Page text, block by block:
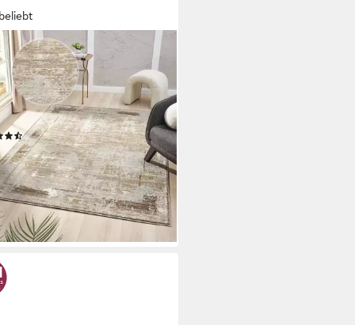
HOME
Hamsa, Designer-Teppich,
Höhe: 9 mm, dezenter
Schrumpf-Garn-Effekt, im
Look, dichte Qualität
(1629)
€ UVP27,99 €
Dienstag
- in 2-3 Werktagen bei dir